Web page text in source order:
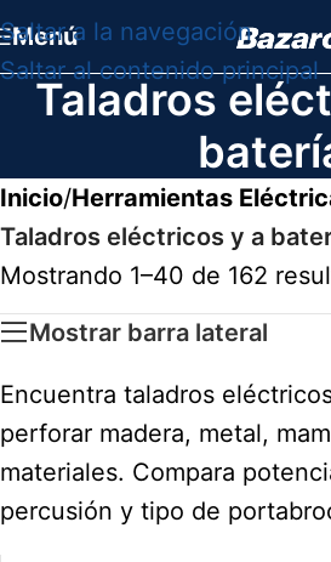
Saltar a la navegación
Saltar al contenido principal
Menú
Taladros
Inicio/Herramientas
Taladros eléctricos y a
Mostrando 1–40 de 162
Mostrar barra lateral
Encuentra taladros
perforar madera, metal,
materiales. Compara
percusión y tipo de